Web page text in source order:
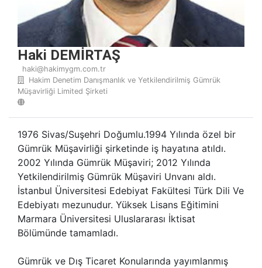
Haki DEMİRTAŞ
haki@hakimygm.com.tr
Hakim Denetim Danışmanlık ve Yetkilendirilmiş Gümrük
Müşavirliği Limited Şirketi
1976 Sivas/Suşehri Doğumlu.1994 Yılında özel bir
Gümrük Müşavirliği şirketinde iş hayatına atıldı.
2002 Yılında Gümrük Müşaviri; 2012 Yılında
Yetkilendirilmiş Gümrük Müşaviri Unvanı aldı.
İstanbul Üniversitesi Edebiyat Fakültesi Türk Dili Ve
Edebiyatı mezunudur. Yüksek Lisans Eğitimini
Marmara Üniversitesi Uluslararası İktisat
Bölümünde tamamladı.
Gümrük ve Dış Ticaret Konularında yayımlanmış